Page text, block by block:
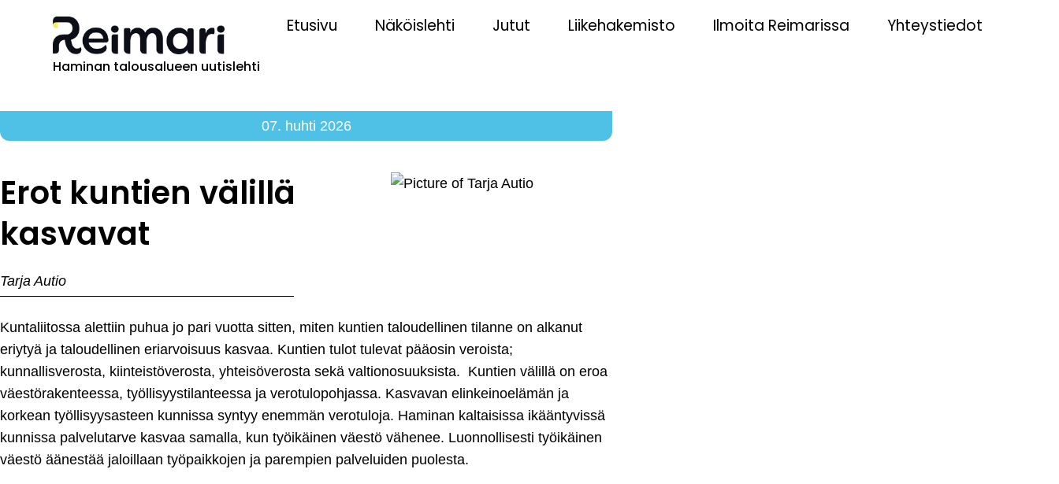
Haminan talousalueen uutislehti
Etusivu Näköislehti Jutut Liikehakemisto Ilmoita Reimarissa Yhteystiedot
07. huhti 2026
Erot kuntien välillä
kasvavat
Tarja Autio
Kuntaliitossa alettiin puhua jo pari vuotta sitten, miten kuntien taloudellinen tilanne on alkanut
eriytyä ja taloudellinen eriarvoisuus kasvaa. Kuntien tulot tulevat pääosin veroista;
kunnallisverosta, kiinteistöverosta, yhteisöverosta sekä valtionosuuksista. Kuntien välillä on eroa
väestörakenteessa, työllisyystilanteessa ja verotulopohjassa. Kasvavan elinkeinoelämän ja
korkean työllisyysasteen kunnissa syntyy enemmän verotuloja. Haminan kaltaisissa ikääntyvissä
kunnissa palvelutarve kasvaa samalla, kun työikäinen väestö vähenee. Luonnollisesti työikäinen
väestö äänestää jaloillaan työpaikkojen ja parempien palveluiden puolesta.